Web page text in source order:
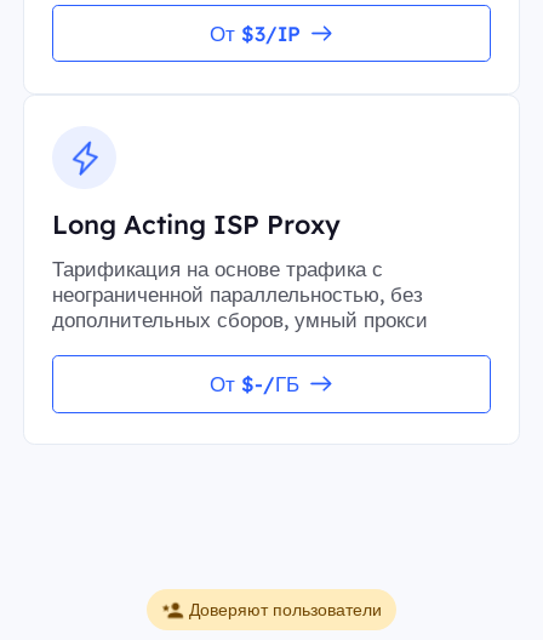
От $3/IP
Long Acting ISP Proxy
Тарификация на основе трафика с
неограниченной параллельностью, без
дополнительных сборов, умный прокси
От $-/ГБ
Доверяют пользователи